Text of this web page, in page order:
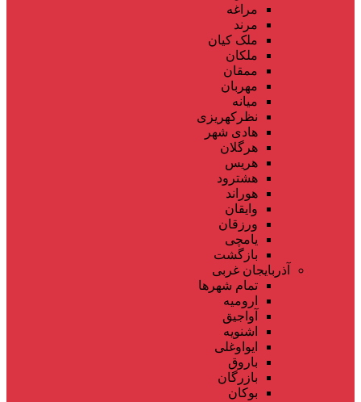
مراغه
مرند
ملک کیان
ملکان
ممقان
مهربان
میانه
نظرکهریزی
هادی شهر
هرگلان
هریس
هشترود
هوراند
وایقان
ورزقان
یامچی
بازگشت
آذربایجان غربی
تمام شهر‌ها
ارومیه
آواجیق
اشنویه
ایواوغلی
باروق
بازرگان
بوکان